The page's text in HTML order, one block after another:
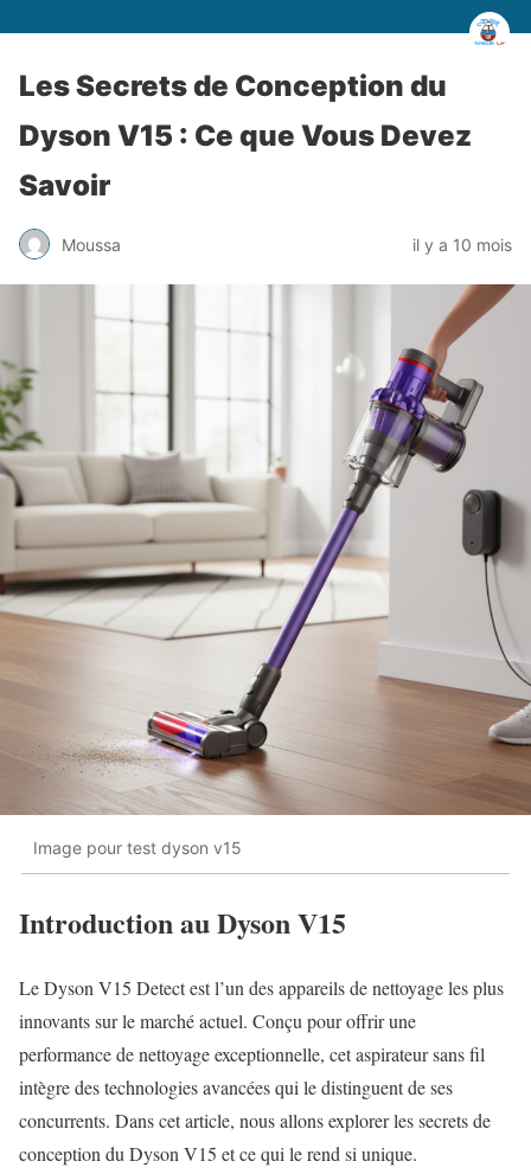
Les Secrets de Conception du
Dyson V15 : Ce que Vous Devez
Savoir
Moussa il y a 10 mois
Image pour test dyson v15
Introduction au Dyson V15
Le Dyson V15 Detect est l’un des appareils de nettoyage les plus
innovants sur le marché actuel. Conçu pour offrir une
performance de nettoyage exceptionnelle, cet aspirateur sans fil
intègre des technologies avancées qui le distinguent de ses
concurrents. Dans cet article, nous allons explorer les secrets de
conception du Dyson V15 et ce qui le rend si unique.